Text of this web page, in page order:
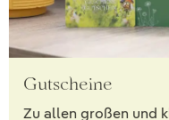
Gutscheine
Zu allen großen und